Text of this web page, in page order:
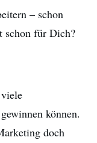
– schon
schon für Dich?
können.
doch